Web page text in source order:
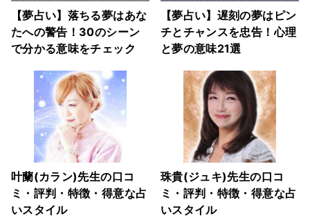
【夢占い】落ちる夢はあな
たへの警告！30のシーン
で分かる意味をチェック
【夢占い】遅刻の夢はピン
チとチャンスを忠告！心理
と夢の意味21選
叶蘭(カラン)先生の口コ
ミ・評判・特徴・得意な占
いスタイル
珠貴(ジュキ)先生の口コ
ミ・評判・特徴・得意な占
いスタイル